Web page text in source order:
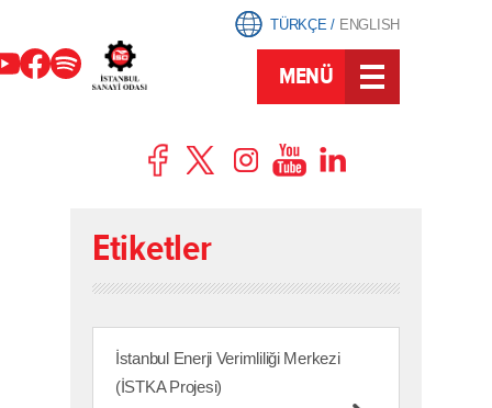
TÜRKÇE/ ENGLISH
MENÜ
Etiketler
İstanbul Enerji Verimliliği Merkezi
(İSTKA Projesi)